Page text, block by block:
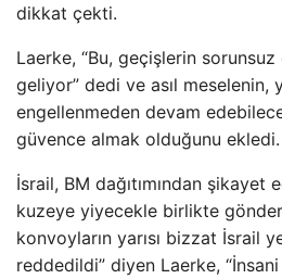
dikkat çekti.
Laerke, “Bu, geçişlerin sorunsuz
geliyor” dedi ve asıl meselenin,
engellenmeden devam
güvence almak olduğunu ekledi.
İsrail, BM dağıtımından şikayet
kuzeye yiyecekle birlikte
konvoyların yarısı bizzat İsrail
reddedildi” diyen Laerke, “İnsani